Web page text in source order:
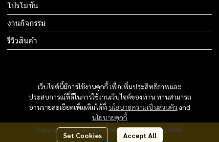
เว็บไซต์นี้มีการใช้งานคุกกี้ เพื่อเพิ่มประสิทธิภาพและ
ประสบการณ์ที่ดีในการใช้งานเว็บไซต์ของท่าน ท่านสามารถ
อ่านรายละเอียดเพิ่มเติมได้ที่ นโยบายความเป็นส่วนตัว and
นโยบายคุกกี้
Set Cookies Accept All
โปรโมชั่น
งานกิจกรรม
รีวิวสินค้า
ทดสอบ 4
Copyright 2024 | All Rights Reserved | Powered by MWE